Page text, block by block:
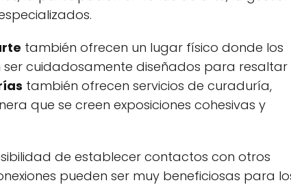
también ofrecen un lugar físico donde los
ser cuidadosamente diseñados para resaltar
también ofrecen servicios de curaduría,
que se creen exposiciones cohesivas y
de establecer contactos con otros
pueden ser muy beneficiosas para